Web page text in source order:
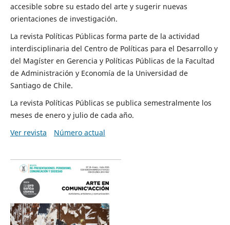
accesible sobre su estado del arte y sugerir nuevas
orientaciones de investigación.
La revista Políticas Públicas forma parte de la actividad
interdisciplinaria del Centro de Políticas para el Desarrollo y
del Magíster en Gerencia y Políticas Públicas de la Facultad
de Administración y Economía de la Universidad de
Santiago de Chile.
La revista Políticas Públicas se publica semestralmente los
meses de enero y julio de cada año.
Ver revista
Número actual